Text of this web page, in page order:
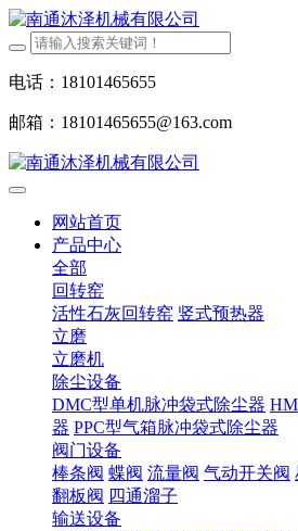
电话：18101465655
邮箱：18101465655@163.com
网站首页
产品中心
全部
回转窑
活性石灰回转窑 竖式预热器
立磨
立磨机
除尘设备
DMC型单机脉冲袋式除尘器
器 PPC型气箱脉冲袋式除尘器
阀门设备
棒条阀 蝶阀 流量阀 气动开关阀
翻板阀 四通溜子
输送设备